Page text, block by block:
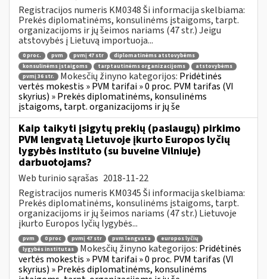
Registracijos numeris KM0348 Ši informacija skelbiama:
Prekės diplomatinėms, konsulinėms įstaigoms, tarpt.
organizacijoms ir jų šeimos nariams (47 str.) Jeigu
atstovybės į Lietuvą importuoja...
0 proc. pvm pvmį 47 str
diplomatinėms atstovybėms
konsulinėms įstaigoms
tarptautinėms organizacijoms
atstovybėms
pvmį 36 str.
Mokesčių žinyno kategorijos: Pridėtinės
vertės mokestis » PVM tarifai » 0 proc. PVM tarifas (VI
skyrius) » Prekės diplomatinėms, konsulinėms
įstaigoms, tarpt. organizacijoms ir jų še
Kaip taikyti įsigytų prekių (paslaugų) pirkimo
PVM lengvatą Lietuvoje įkurto Europos lyčių
lygybės instituto (su buveine Vilniuje)
darbuotojams?
Web turinio sąrašas 2018-11-22
Registracijos numeris KM0345 Ši informacija skelbiama:
Prekės diplomatinėms, konsulinėms įstaigoms, tarpt.
organizacijoms ir jų šeimos nariams (47 str.) Lietuvoje
įkurto Europos lyčių lygybės...
pvm 0 proc pvmį 47 str pvm lengvata
europos lyčių
lygybės institutas
Mokesčių žinyno kategorijos: Pridėtinės
vertės mokestis » PVM tarifai » 0 proc. PVM tarifas (VI
skyrius) » Prekės diplomatinėms, konsulinėms